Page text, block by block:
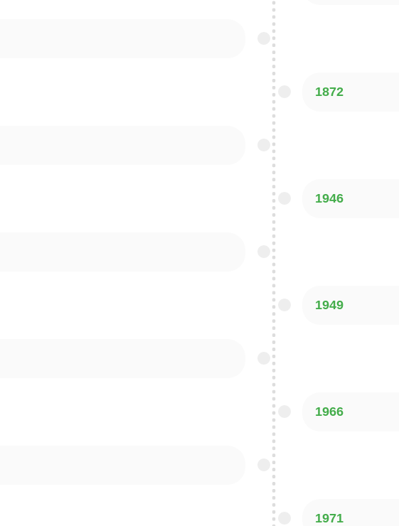
1872
1946
1949
1966
1971